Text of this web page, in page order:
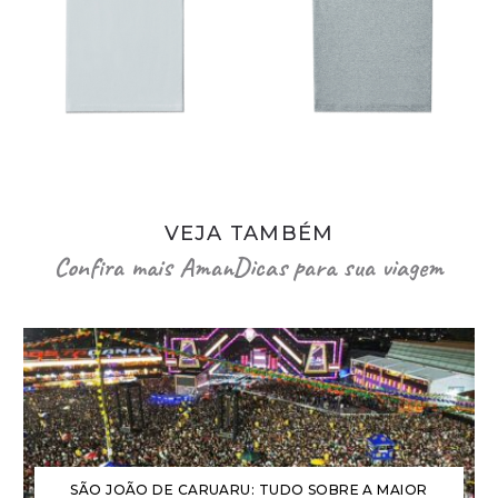
VEJA TAMBÉM
Confira mais AmanDicas para sua viagem
SÃO JOÃO DE CARUARU: TUDO SOBRE A MAIOR